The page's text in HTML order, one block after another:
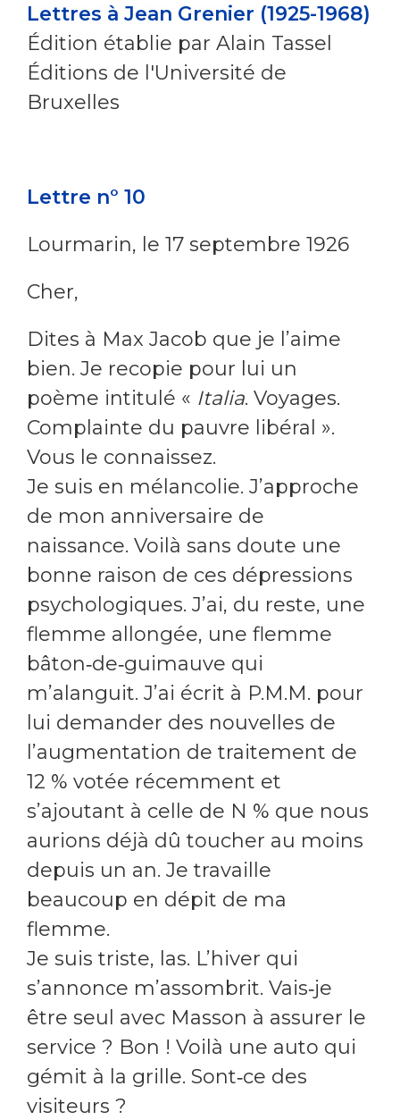
Lettres à Jean Grenier (1925-1968)
Édition établie par Alain Tassel
Éditions de l'Université de
Bruxelles
Lettre n° 10
Lourmarin, le 17 septembre 1926
Cher,
Dites à Max Jacob que je l’aime
bien. Je recopie pour lui un
poème intitulé « Italia. Voyages.
Complainte du pauvre libéral ».
Vous le connaissez.
Je suis en mélancolie. J’approche
de mon anniversaire de
naissance. Voilà sans doute une
bonne raison de ces dépressions
psychologiques. J’ai, du reste, une
flemme allongée, une flemme
bâton‑de‑guimauve qui
m’alanguit. J’ai écrit à P.M.M. pour
lui demander des nouvelles de
l’augmentation de traitement de
12 % votée récemment et
s’ajoutant à celle de N % que nous
aurions déjà dû toucher au moins
depuis un an. Je travaille
beaucoup en dépit de ma
flemme.
Je suis triste, las. L’hiver qui
s’annonce m’assombrit. Vais‑je
être seul avec Masson à assurer le
service ? Bon ! Voilà une auto qui
gémit à la grille. Sont‑ce des
visiteurs ?